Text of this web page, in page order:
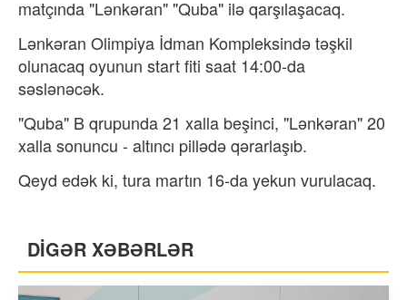
matçında "Lənkəran" "Quba" ilə qarşılaşacaq.
Lənkəran Olimpiya İdman Kompleksində təşkil
olunacaq oyunun start fiti saat 14:00-da
səslənəcək.
"Quba" B qrupunda 21 xalla beşinci, "Lənkəran" 20
xalla sonuncu - altıncı pillədə qərarlaşıb.
Qeyd edək ki, tura martın 16-da yekun vurulacaq.
DİGƏR XƏBƏRLƏR